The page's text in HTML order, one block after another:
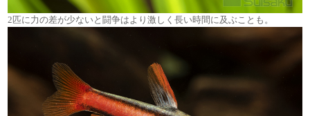
2匹に力の差が少ないと闘争はより激しく長い時間に及ぶことも。